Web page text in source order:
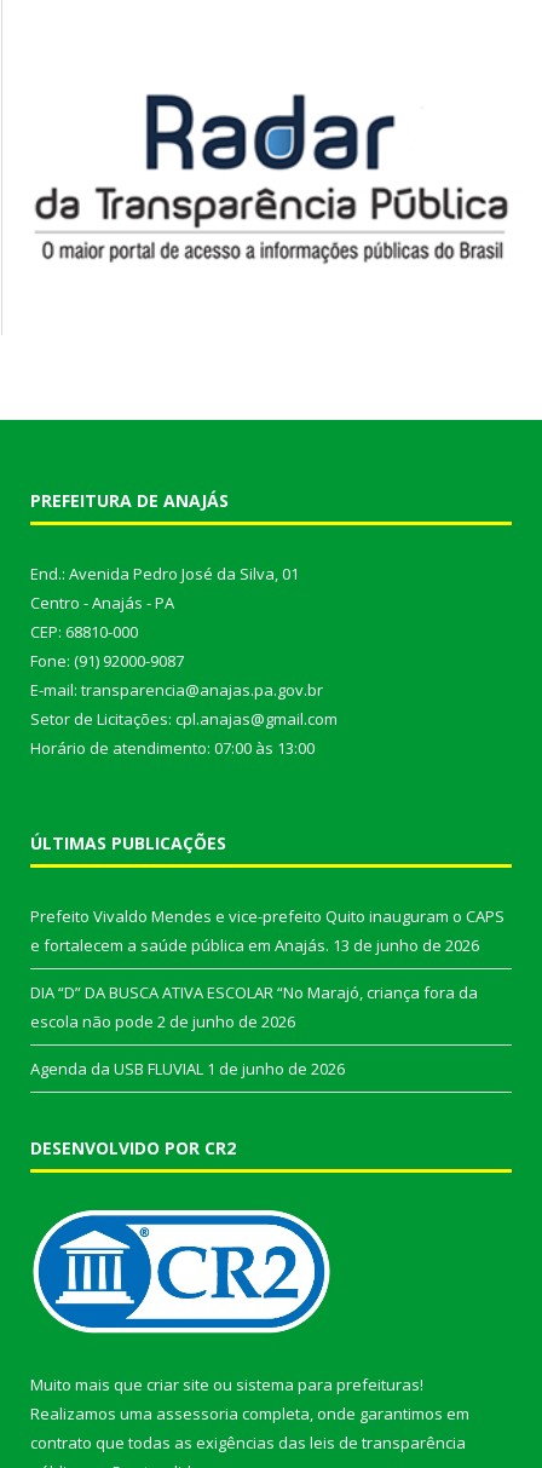
PREFEITURA DE ANAJÁS
End.: Avenida Pedro José da Silva, 01
Centro - Anajás - PA
CEP: 68810-000
Fone: (91) 92000-9087
E-mail: transparencia@anajas.pa.gov.br
Setor de Licitações: cpl.anajas@gmail.com
Horário de atendimento: 07:00 às 13:00
ÚLTIMAS PUBLICAÇÕES
Prefeito Vivaldo Mendes e vice-prefeito Quito inauguram o CAPS
e fortalecem a saúde pública em Anajás. 13 de junho de 2026
DIA “D” DA BUSCA ATIVA ESCOLAR “No Marajó, criança fora da
escola não pode 2 de junho de 2026
Agenda da USB FLUVIAL 1 de junho de 2026
DESENVOLVIDO POR CR2
Muito mais que criar site ou sistema para prefeituras!
Realizamos uma assessoria completa, onde garantimos em
contrato que todas as exigências das leis de transparência